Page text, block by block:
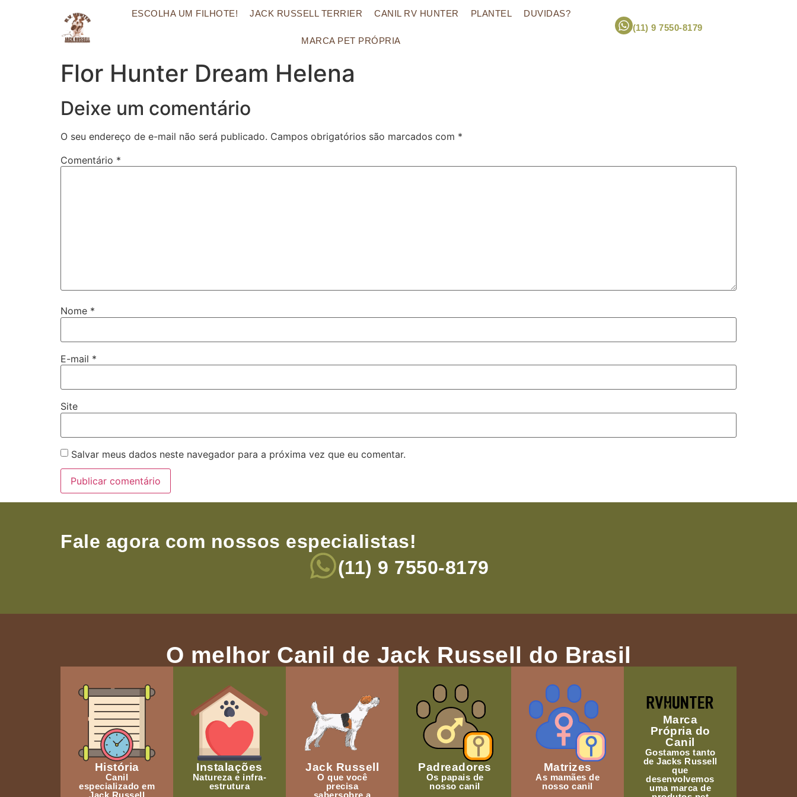
ESCOLHA UM FILHOTE! JACK RUSSELL TERRIER CANIL RV HUNTER PLANTEL DUVIDAS?
MARCA PET PRÓPRIA
(11) 9 7550-8179
Flor Hunter Dream Helena
Deixe um comentário
O seu endereço de e-mail não será publicado. Campos obrigatórios são marcados com *
Comentário *
Nome *
E-mail *
Site
Salvar meus dados neste navegador para a próxima vez que eu comentar.
Fale agora com nossos especialistas!
(11) 9 7550-8179
O melhor Canil de Jack Russell do Brasil
História
Canil
especializado em
Jack Russell
Instalações
Natureza e infra-
estrutura
Jack Russell
O que você
precisa
sabersobre a
Padreadores
Os papais de
nosso canil
Matrizes
As mamães de
nosso canil
Marca
Própria do
Canil
Gostamos tanto
de Jacks Russell
que
desenvolvemos
uma marca de